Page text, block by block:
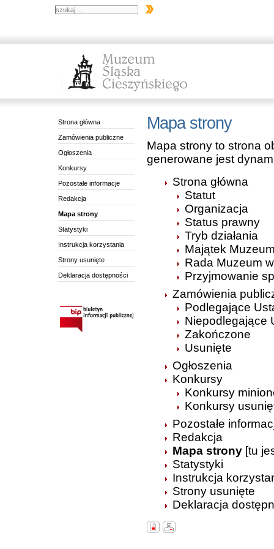
Mapa strony
Mapa strony to strona
generowane jest
Strona główna
Statut
Organizacja
Status prawny
Tryb działania
Majątek
Rada Muzeum
Przyjmowanie
Zamówienia
Podlegające
Niepodlegające
Zakończone
Usunięte
Ogłoszenia
Konkursy
Konkursy
Konkursy
Pozostałe
Redakcja
Mapa strony [tu
Statystyki
Instrukcja
Strony usunięte
Deklaracja
Strona główna
Zamówienia publiczne
Ogłoszenia
Konkursy
Pozostałe informacje
Redakcja
Mapa strony
Statystyki
Instrukcja korzystania
Strony usunięte
Deklaracja dostępności